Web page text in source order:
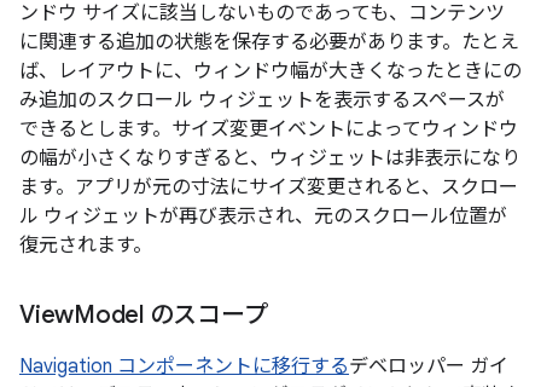
ンドウ サイズに該当しないものであっても、コンテンツ
に関連する追加の状態を保存する必要があります。たとえ
ば、レイアウトに、ウィンドウ幅が大きくなったときにの
み追加のスクロール ウィジェットを表示するスペースが
できるとします。サイズ変更イベントによってウィンドウ
の幅が小さくなりすぎると、ウィジェットは非表示になり
ます。アプリが元の寸法にサイズ変更されると、スクロー
ル ウィジェットが再び表示され、元のスクロール位置が
復元されます。
ViewModel のスコープ
Navigation コンポーネントに移行するデベロッパー ガイ